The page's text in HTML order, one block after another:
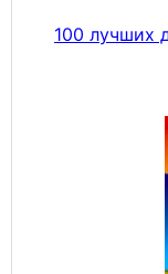
100 лучших